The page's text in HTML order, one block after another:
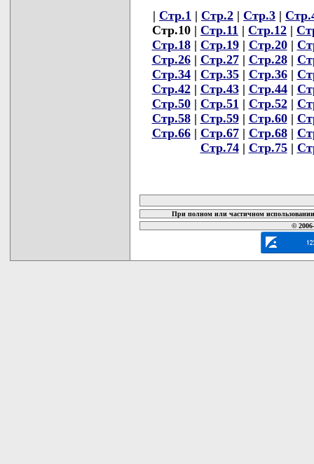
| Стр.1 | Стр.2 | Стр.3 |
Стр.10 | Стр.11 | Стр.12 |
Стр.18| Стр.19| Стр.20|
Стр.26| Стр.27| Стр.28|
Стр.34| Стр.35| Стр.36|
Стр.42| Стр.43| Стр.44|
Стр.50| Стр.51 | Стр.52|
Стр.58| Стр.59| Стр.60|
Стр.66| Стр.67| Стр.68|
Стр.74| Стр.75|
При полном или частичном
©